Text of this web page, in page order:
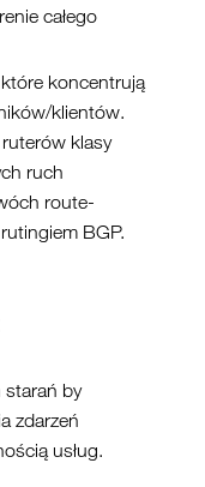
całego
koncentrują
klientów.
klasy
ruch
route-
BGP.
starań by
zdarzeń
usług.